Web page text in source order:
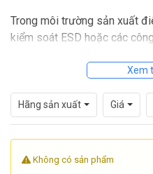
Trong môi trường sản xuất
kiểm soát ESD hoặc các
quan trọng. Khi máy đo hoạt
thuật sẽ giúp duy trì độ tin
hạn chế rủi ro ảnh hưởng tới
cầu khôi phục thiết bị đang
Xem
Hãng sản xuất Giá
Không có sản phẩm